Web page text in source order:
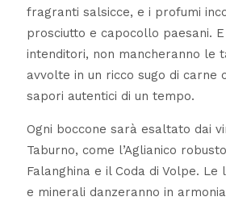
fragranti salsicce, e i profumi
prosciutto e capocollo paesani.
intenditori, non mancheranno le
avvolte in un ricco sugo di carne
sapori autentici di un tempo.
Ogni boccone sarà esaltato dai
Taburno, come l’Aglianico
Falanghina e il Coda di Volpe.
e minerali danzeranno in